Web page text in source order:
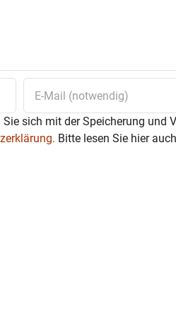
sich mit der Speicherung und
Bitte lesen Sie hier